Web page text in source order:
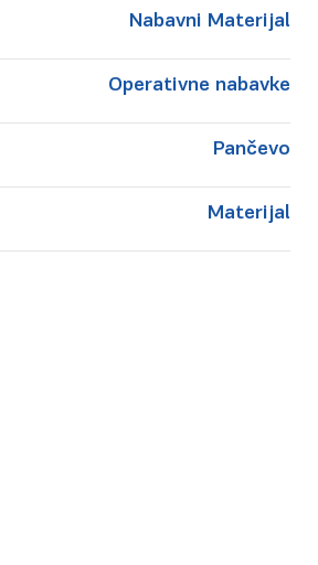
Nabavni Materijal
Operativne nabavke
Pančevo
Materijal